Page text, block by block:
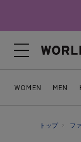
WOMEN MEN
トップ フ